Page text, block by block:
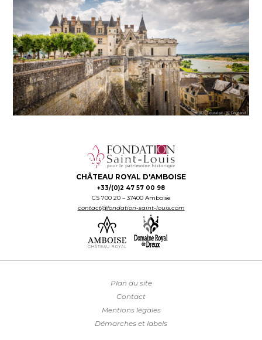
CHÂTEAU ROYAL D'AMBOISE
+33/(0)2 47 57 00 98
CS 700 20 – 37400 Amboise
contact@fondation-saint-louis.com
Plan du site
Contact
Mentions légales
Démarches et labels